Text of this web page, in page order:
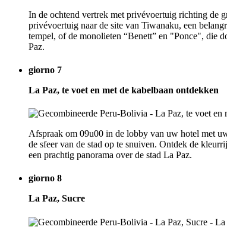
In de ochtend vertrek met privévoertuig richting de
privévoertuig naar de site van Tiwanaku, een
tempel, of de monolieten “Benett” en "Ponce", die
Paz.
giorno 7
La Paz, te voet en met de kabelbaan ontdekken
Afspraak om 09u00 in de lobby van uw hotel met
de sfeer van de stad op te snuiven. Ontdek de
een prachtig panorama over de stad La Paz.
giorno 8
La Paz, Sucre